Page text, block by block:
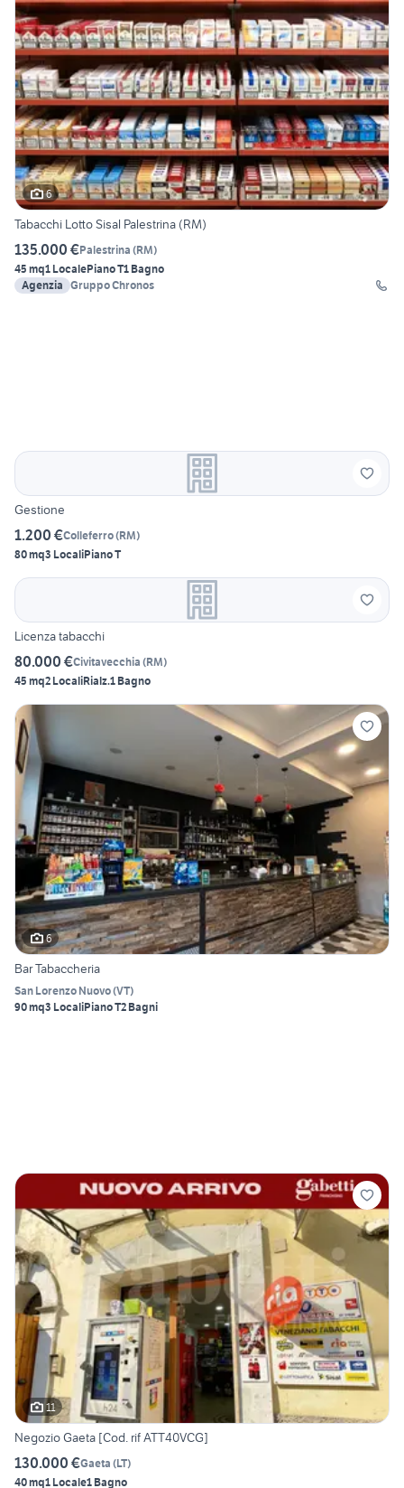
6
Tabacchi Lotto Sisal Palestrina (RM)
135.000 €Palestrina (RM)
45 mq1 LocalePiano T1 Bagno
Agenzia Gruppo Chronos
Gestione
1.200 €Colleferro(RM)
80 mq3 LocaliPiano T
Licenza tabacchi
80.000 €Civitavecchia (RM)
45 mq2 LocaliRialz.1 Bagno
6
Bar Tabaccheria
San Lorenzo Nuovo(VT)
90 mq3 LocaliPiano T2 Bagni
11
Negozio Gaeta [Cod. rif ATT40VCG]
130.000 €Gaeta (LT)
40 mq1 Locale1 Bagno